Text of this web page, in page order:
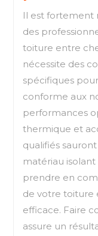
Il est fortement
des
toiture entre
nécessite des
spécifiques
conforme aux
performances
thermique et
qualifiés
matériau
prendre en
de votre toiture
efficace. Faire
assure un